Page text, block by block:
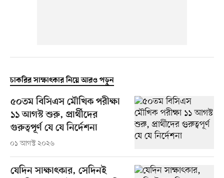
চাকরির সাক্ষাৎকার নিয়ে আরও পড়ুন
৫০তম বিসিএস মৌখিক পরীক্ষা
১১ আগস্ট শুরু, প্রার্থীদের
গুরুত্বপূর্ণ যে যে নির্দেশনা
০১ আগস্ট ২০২৬
যেদিন সাক্ষাৎকার, সেদিনই